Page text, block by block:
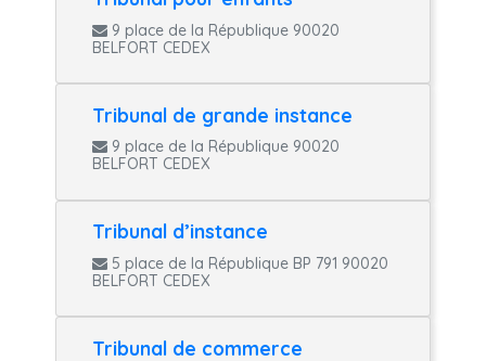
9 place de la République 90020
BELFORT CEDEX
Tribunal de grande instance
9 place de la République 90020
BELFORT CEDEX
Tribunal d’instance
5 place de la République BP 791 90020
BELFORT CEDEX
Tribunal de commerce